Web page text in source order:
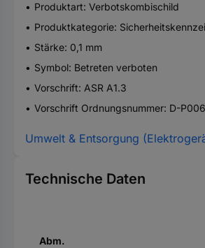
Produktart: Verbotskombischild
Produktkategorie:
Stärke: 0,1 mm
Symbol: Betreten verboten
Vorschrift: ASR A1.3
Vorschrift Ordnungsnummer: D-
Umwelt & Entsorgung
Technische Daten
Abm.